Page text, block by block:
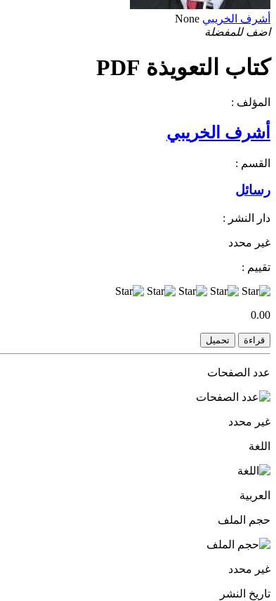
أشرف الخريبي None
اضف للمفضلة
كتاب التعويذة PDF
المؤلف :
أشرف الخريبي
القسم :
رسائل
دار النشر :
غير محدد
تقييم :
0.00
قراءة تحميل
عدد الصفحات
غير محدد
اللغة
العربية
حجم الملف
غير محدد
تاريخ النشر